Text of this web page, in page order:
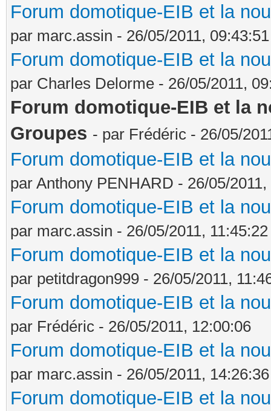
Forum domotique-EIB et la
par marc.assin - 26/05/2011, 09:43:51
Forum domotique-EIB et la
par Charles Delorme - 26/05/2011,
Forum domotique-EIB et la
Groupes - par Frédéric - 26/05/
Forum domotique-EIB et la
par Anthony PENHARD - 26/05/
Forum domotique-EIB et la
par marc.assin - 26/05/2011, 11:45:22
Forum domotique-EIB et la
par petitdragon999 - 26/05/2011,
Forum domotique-EIB et la
par Frédéric - 26/05/2011, 12:00:06
Forum domotique-EIB et la
par marc.assin - 26/05/2011, 14:26:36
Forum domotique-EIB et la